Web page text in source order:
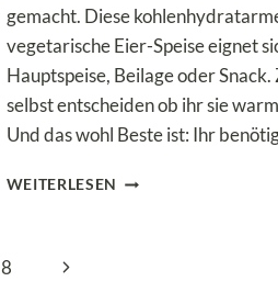
gemacht. Diese
vegetarische Eier-Speise eignet
Hauptspeise, Beilage oder
selbst entscheiden ob ihr sie
Und das wohl Beste ist: Ihr
WEITERLESEN ZUCCHINI-
8
Nächste